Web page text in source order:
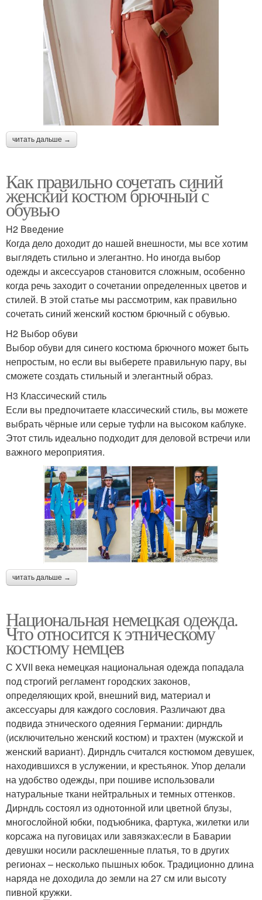
читать дальше →
Как правильно сочетать синий
женский костюм брючный с
обувью
H2 Введение
Когда дело доходит до нашей внешности, мы все хотим
выглядеть стильно и элегантно. Но иногда выбор
одежды и аксессуаров становится сложным, особенно
когда речь заходит о сочетании определенных цветов и
стилей. В этой статье мы рассмотрим, как правильно
сочетать синий женский костюм брючный с обувью.
H2 Выбор обуви
Выбор обуви для синего костюма брючного может быть
непростым, но если вы выберете правильную пару, вы
сможете создать стильный и элегантный образ.
H3 Классический стиль
Если вы предпочитаете классический стиль, вы можете
выбрать чёрные или серые туфли на высоком каблуке.
Этот стиль идеально подходит для деловой встречи или
важного мероприятия.
читать дальше →
Национальная немецкая одежда.
Что относится к этническому
костюму немцев
С XVII века немецкая национальная одежда попадала
под строгий регламент городских законов,
определяющих крой, внешний вид, материал и
аксессуары для каждого сословия. Различают два
подвида этнического одеяния Германии: дирндль
(исключительно женский костюм) и трахтен (мужской и
женский вариант). Дирндль считался костюмом девушек,
находившихся в услужении, и крестьянок. Упор делали
на удобство одежды, при пошиве использовали
натуральные ткани нейтральных и темных оттенков.
Дирндль состоял из однотонной или цветной блузы,
многослойной юбки, подъюбника, фартука, жилетки или
корсажа на пуговицах или завязках:если в Баварии
девушки носили расклешенные платья, то в других
регионах – несколько пышных юбок. Традиционно длина
наряда не доходила до земли на 27 см или высоту
пивной кружки.